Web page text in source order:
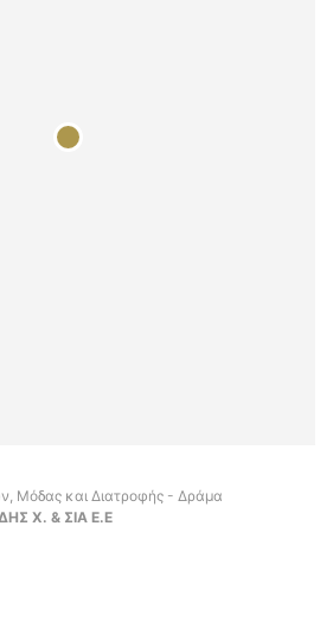
Μόδας και Διατροφής - Δράμα
Χ. & ΣΙΑ Ε.Ε